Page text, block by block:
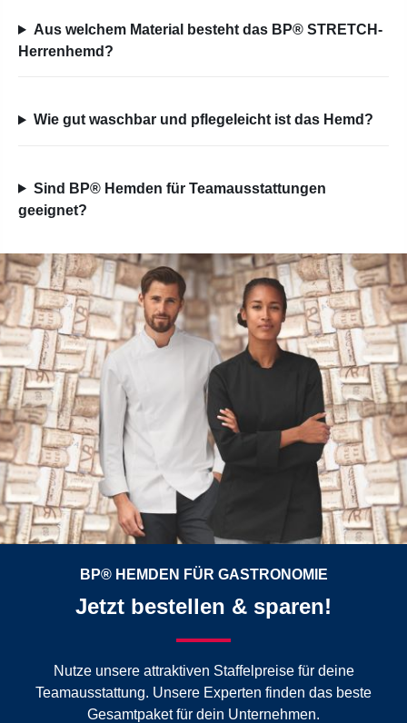
Aus welchem Material besteht das BP® STRETCH-
Herrenhemd?
Wie gut waschbar und pflegeleicht ist das Hemd?
Sind BP® Hemden für Teamausstattungen
geeignet?
BP® HEMDEN FÜR GASTRONOMIE
Jetzt bestellen & sparen!
Nutze unsere attraktiven Staffelpreise für deine
Teamausstattung. Unsere Experten finden das beste
Gesamtpaket für dein Unternehmen.